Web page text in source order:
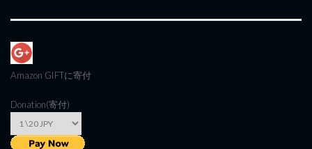
Amazon GIFTに寄付
Donation(寄付)